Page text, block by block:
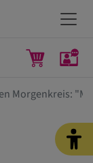
Morgenkreis: